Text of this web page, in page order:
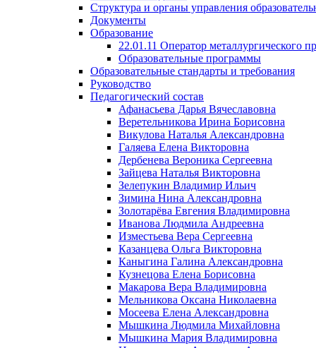
Структура и органы управления
Документы
Образование
22.01.11 Оператор металлургического
Образовательные программы
Образовательные стандарты и требования
Руководство
Педагогический состав
Афанасьева Дарья Вячеславовна
Веретельникова Ирина Борисовна
Викулова Наталья Александровна
Галяева Елена Викторовна
Дербенева Вероника Сергеевна
Зайцева Наталья Викторовна
Зелепукин Владимир Ильич
Зимина Нина Александровна
Золотарёва Евгения Владимировна
Иванова Людмила Андреевна
Изместьева Вера Сергеевна
Казанцева Ольга Викторовна
Каныгина Галина Александровна
Кузнецова Елена Борисовна
Макарова Вера Владимировна
Мельникова Оксана Николаевна
Мосеева Елена Александровна
Мышкина Людмила Михайловна
Мышкина Мария Владимировна